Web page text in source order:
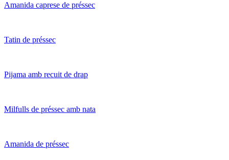
Amanida caprese de préssec
Tatin de préssec
Pijama amb recuit de drap
Milfulls de préssec amb nata
Amanida de préssec